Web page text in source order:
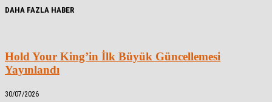
DAHA FAZLA HABER
Hold Your King’in İlk Büyük Güncellemesi
Yayınlandı
30/07/2026